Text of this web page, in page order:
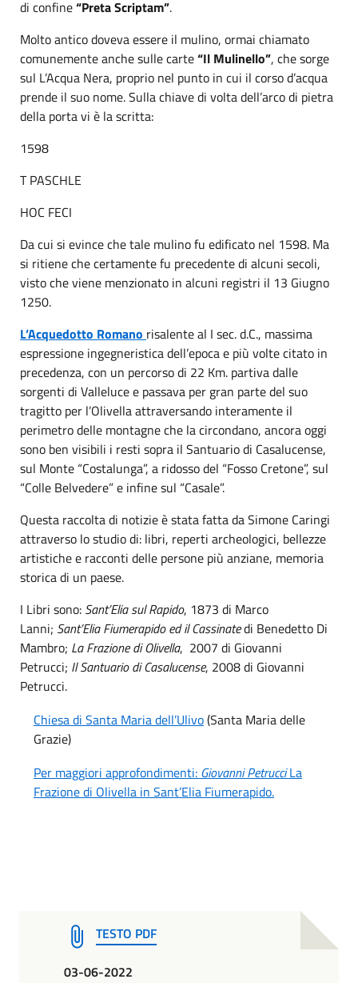
di confine“Preta Scriptam”.
Molto antico doveva essere il mulino, ormai chiamato
comunemente anche sulle carte“Il Mulinello”, che sorge
sul L’Acqua Nera, proprio nel punto in cui il corso d’acqua
prende il suo nome. Sulla chiave di volta dell’arco di pietra
della porta vi è la scritta:
1598
T PASCHLE
HOC FECI
Da cui si evince che tale mulino fu edificato nel 1598. Ma
si ritiene che certamente fu precedente di alcuni secoli,
visto che viene menzionato in alcuni registri il 13 Giugno
1250.
L’Acquedotto Romano risalente al I sec. d.C., massima
espressione ingegneristica dell’epoca e più volte citato in
precedenza, con un percorso di 22 Km. partiva dalle
sorgenti di Valleluce e passava per gran parte del suo
tragitto per l’Olivella attraversando interamente il
perimetro delle montagne che la circondano, ancora oggi
sono ben visibili i resti sopra il Santuario di Casalucense,
sul Monte “Costalunga”, a ridosso del “Fosso Cretone”, sul
“Colle Belvedere” e infine sul “Casale”.
Questa raccolta di notizie è stata fatta da Simone Caringi
attraverso lo studio di: libri, reperti archeologici, bellezze
artistiche e racconti delle persone più anziane, memoria
storica di un paese.
I Libri sono: Sant’Elia sul Rapido, 1873 di Marco
Lanni; Sant’Elia Fiumerapido ed il Cassinatedi Benedetto Di
Mambro; La Frazione di Olivella, 2007 di Giovanni
Petrucci; Il Santuario di Casalucense, 2008 di Giovanni
Petrucci.
Chiesa di Santa Maria dell’Ulivo(Santa Maria delle
Grazie)
Per maggiori approfondimenti: Giovanni PetrucciLa
Frazione di Olivella in Sant’Elia Fiumerapido.
TESTO PDF
03-06-2022